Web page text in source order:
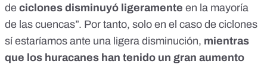
de ciclones disminuyó ligeramente en la mayoría
de las cuencas”. Por tanto, solo en el caso de ciclones
sí estaríamos ante una ligera disminución, mientras
que los huracanes han tenido un gran aumento